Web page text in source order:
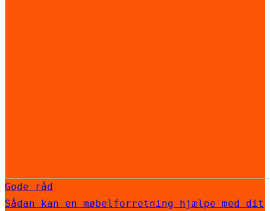
Gode råd
Sådan kan en møbelforretning hjælpe med dit